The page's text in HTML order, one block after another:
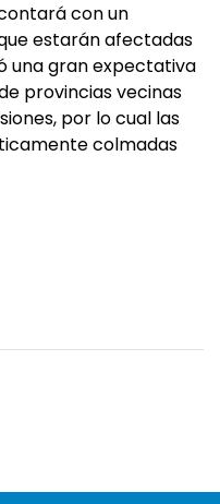
con un
estarán afectadas
una gran expectativa
provincias vecinas
por lo cual las
colmadas